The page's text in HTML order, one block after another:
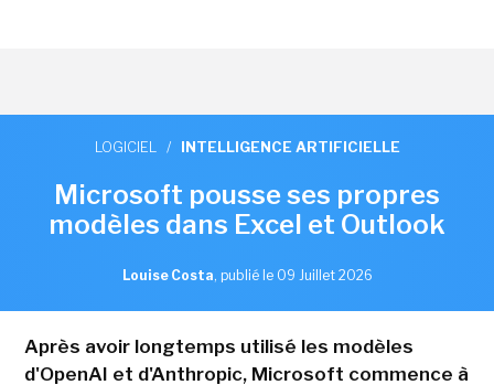
LOGICIEL / INTELLIGENCE ARTIFICIELLE
Microsoft pousse ses propres
modèles dans Excel et Outlook
Louise Costa, publié le 09 Juillet 2026
Après avoir longtemps utilisé les modèles
d'OpenAI et d'Anthropic, Microsoft commence à